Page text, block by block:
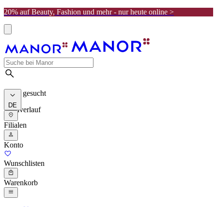
20% auf Beauty, Fashion und mehr - nur heute online >
Meist gesucht
Suchverlauf
DE
Filialen
Konto
Wunschlisten
Warenkorb